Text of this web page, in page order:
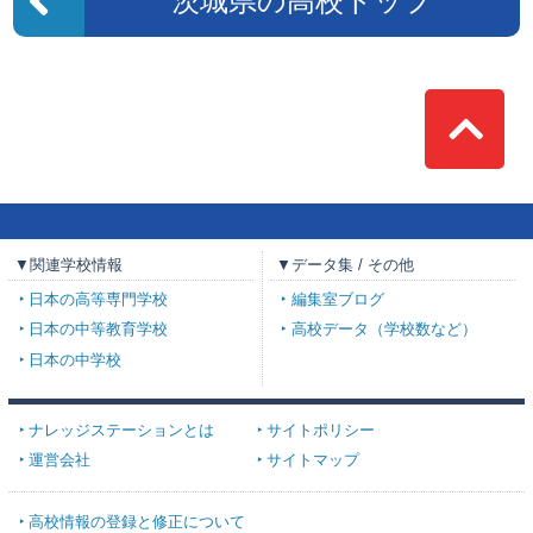
Top
▼関連学校情報
日本の高等専門学校
日本の中等教育学校
日本の中学校
▼データ集 / その他
編集室ブログ
高校データ（学校数など）
ナレッジステーションとは
サイトポリシー
運営会社
サイトマップ
高校情報の登録と修正について